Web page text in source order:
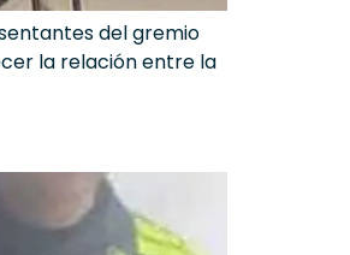
del gremio
la relación entre la